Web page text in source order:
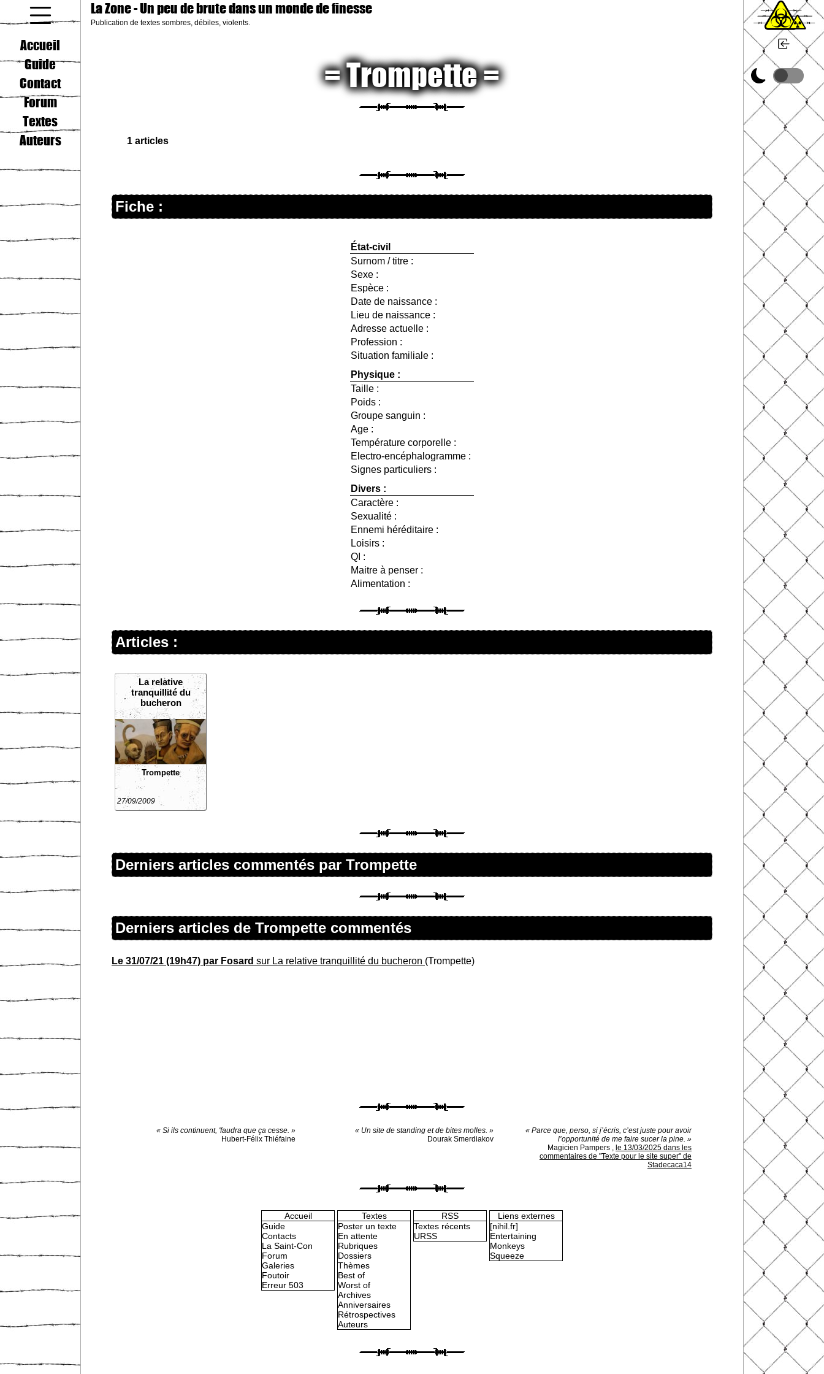
La Zone- Un peu de brute dans un monde de finesse
Publication de textes sombres, débiles, violents.
Accueil
Guide
Contact
Forum
Textes
Auteurs
Trompette
1 articles
Fiche :
État-civil
Surnom / titre :
Sexe :
Espèce :
Date de naissance :
Lieu de naissance :
Adresse actuelle :
Profession :
Situation familiale :
Physique :
Taille :
Poids :
Groupe sanguin :
Age :
Température corporelle :
Electro-encéphalogramme :
Signes particuliers :
Divers :
Caractère :
Sexualité :
Ennemi héréditaire :
Loisirs :
QI :
Maitre à penser :
Alimentation :
Articles :
La relative
tranquillité du
bucheron
Trompette
27/09/2009
Derniers articles commentés par Trompette
Derniers articles de Trompette commentés
Le 31/07/21 (19h47) par Fosard sur La relative tranquillité du bucheron (Trompette)
« Si ils continuent, 'faudra que ça cesse. »
Hubert-Félix Thiéfaine
« Un site de standing et de bites molles. »
Dourak Smerdiakov
« Parce que, perso, si j’écris, c’est juste pour avoir
l’opportunité de me faire sucer la pine. »
Magicien Pampers , le 13/03/2025 dans les
commentaires de "Texte pour le site super" de
Stadecaca14
Accueil
Guide
Contacts
La Saint-Con
Forum
Galeries
Foutoir
Erreur 503
Textes
Poster un texte
En attente
Rubriques
Dossiers
Thèmes
Best of
Worst of
Archives
Anniversaires
Rétrospectives
Auteurs
RSS
Textes récents
URSS
Liens externes
[nihil.fr]
Entertaining
Monkeys
Squeeze